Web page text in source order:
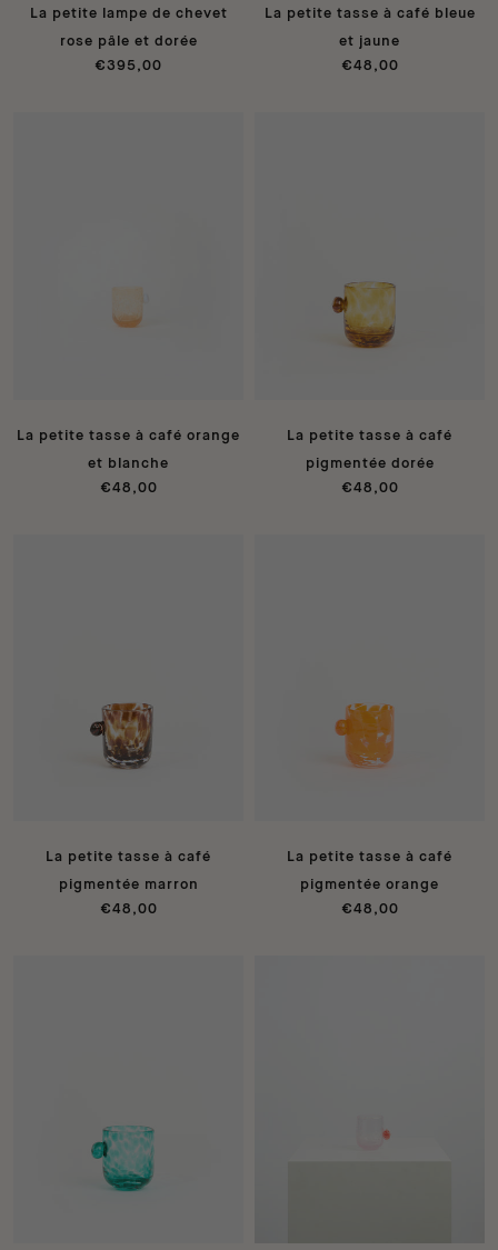
La petite lampe de chevet
rose pâle et dorée
€395,00
La petite tasse à café bleue
et jaune
€48,00
La petite tasse à café orange
et blanche
€48,00
La petite tasse à café
pigmentée dorée
€48,00
La petite tasse à café
pigmentée marron
€48,00
La petite tasse à café
pigmentée orange
€48,00